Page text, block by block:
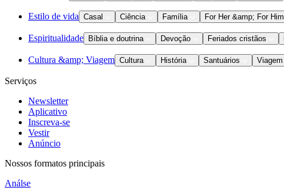
Estilo de vida Casal Ciência Família For Her &amp; For Him
Espiritualidade Bíblia e doutrina Devoção Feriados cristãos
Cultura &amp; Viagem Cultura História Santuários Viagem
Serviços
Newsletter
Aplicativo
Inscreva-se
Vestir
Anúncio
Nossos formatos principais
Análse